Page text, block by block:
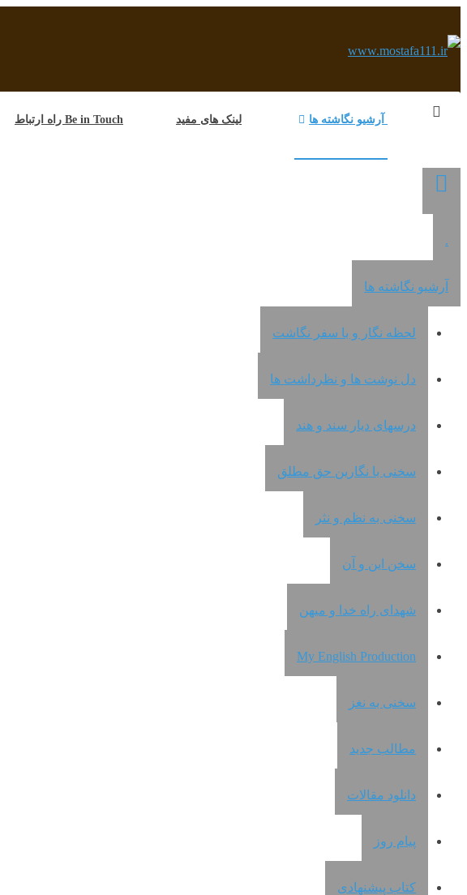
آرشیو نگاشته ها لینک های مفید Be in Touch راه ارتباط
.
آرشیو نگاشته ها
لحظه نگار و با سفر نگاشت
دل نوشت ها و نظرداشت ها
درسهای دیار سند و هند
سخنی با نگارین حق مطلق
سخنی به نظم و نثر
سخن این و آن
شهدای راه خدا و میهن
My English Production
سخنی به نغز
مطالب جدید
دانلود مقالات
پیام روز
کتاب پیشنهادی